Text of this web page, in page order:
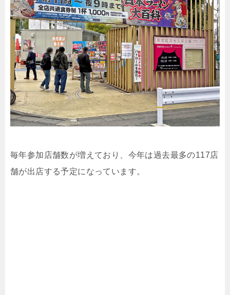
毎年参加店舗数が増えており、今年は過去最多の117店
舗が出店する予定になっています。